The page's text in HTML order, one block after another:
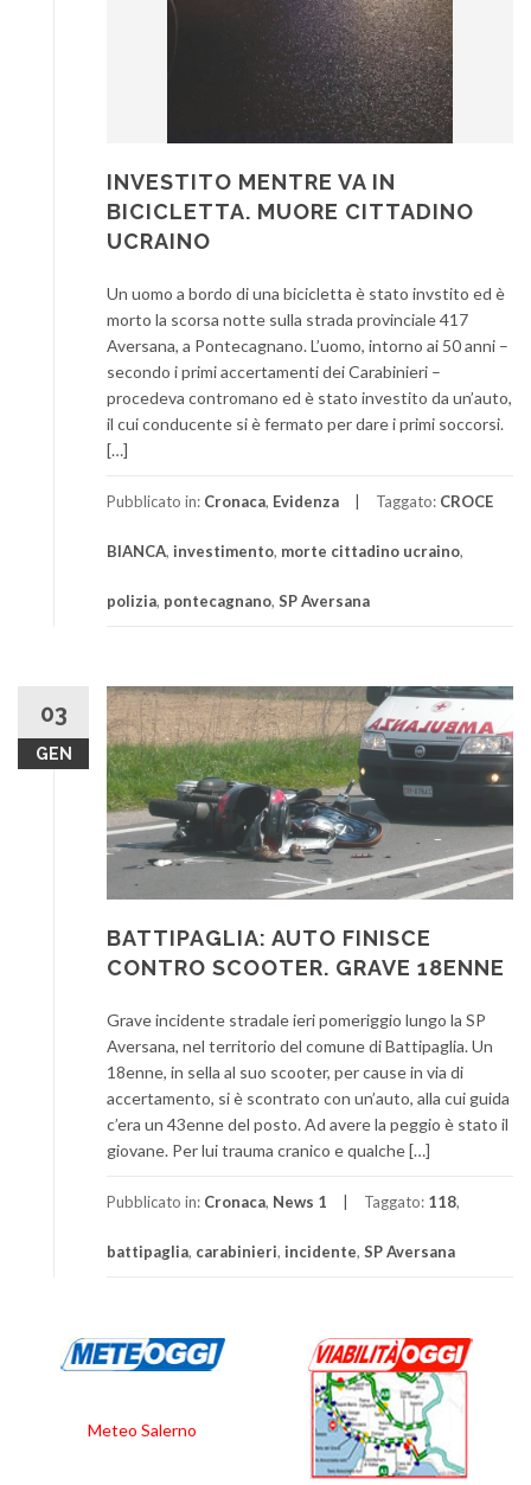
INVESTITO MENTRE VA IN
BICICLETTA. MUORE CITTADINO
UCRAINO
Un uomo a bordo di una bicicletta è stato invstito ed è
morto la scorsa notte sulla strada provinciale 417
Aversana, a Pontecagnano. L’uomo, intorno ai 50 anni –
secondo i primi accertamenti dei Carabinieri –
procedeva contromano ed è stato investito da un’auto,
il cui conducente si è fermato per dare i primi soccorsi.
[…]
Pubblicato in: Cronaca, Evidenza Taggato: CROCE
BIANCA, investimento, morte cittadino ucraino,
polizia, pontecagnano, SP Aversana
03
GEN
BATTIPAGLIA: AUTO FINISCE
CONTRO SCOOTER. GRAVE 18ENNE
Grave incidente stradale ieri pomeriggio lungo la SP
Aversana, nel territorio del comune di Battipaglia. Un
18enne, in sella al suo scooter, per cause in via di
accertamento, si è scontrato con un’auto, alla cui guida
c’era un 43enne del posto. Ad avere la peggio è stato il
giovane. Per lui trauma cranico e qualche […]
Pubblicato in: Cronaca, News 1 Taggato: 118,
battipaglia, carabinieri, incidente, SP Aversana
Meteo Salerno